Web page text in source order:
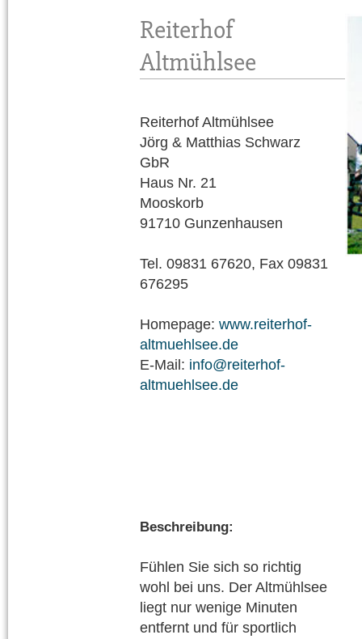
Reiterhof
Altmühlsee
Reiterhof Altmühlsee
Jörg & Matthias Schwarz
GbR
Haus Nr. 21
Mooskorb
91710 Gunzenhausen
Tel. 09831 67620, Fax 09831
676295
Homepage: www.reiterhof-
altmuehlsee.de
E-Mail: info@reiterhof-
altmuehlsee.de
Beschreibung:
Fühlen Sie sich so richtig
wohl bei uns. Der Altmühlsee
liegt nur wenige Minuten
entfernt und für sportlich